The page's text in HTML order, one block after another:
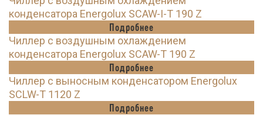
конденсатора Energolux SCAW-I-T 190 Z
Подробнее
Чиллер с воздушным охлаждением
конденсатора Energolux SCAW-T 190 Z
Подробнее
Чиллер с выносным конденсатором Energolux
SCLW-T 1120 Z
Подробнее